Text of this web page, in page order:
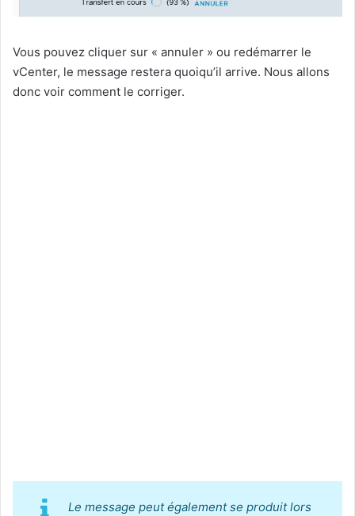
Vous pouvez cliquer sur « annuler » ou redémarrer le
vCenter, le message restera quoiqu’il arrive. Nous allons
donc voir comment le corriger.
Le message peut également se produit lors